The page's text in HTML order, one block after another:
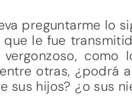
preguntarme lo
le fue
como
otras, ¿podrá
sus hijos? ¿o sus